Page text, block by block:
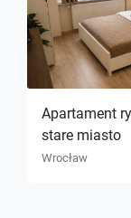
Apartament
stare miasto
Wrocław